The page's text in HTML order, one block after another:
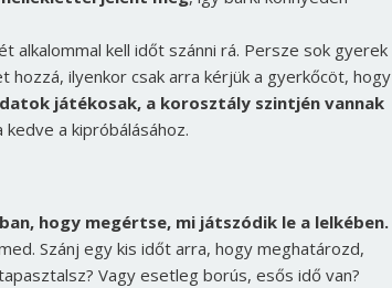
alkalommal kell időt szánni rá. Persze sok gyerek
ilyenkor csak arra kérjük a gyerkőcöt, hogy
játékosak, a korosztály szintjén vannak
a kipróbálásához.
hogy megértse, mi játszódik le a lelkében.
Szánj egy kis időt arra, hogy meghatározd,
Vagy esetleg borús, esős idő van?